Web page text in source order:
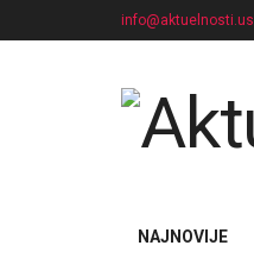
info@aktuelnosti.us
NAJNOVIJE